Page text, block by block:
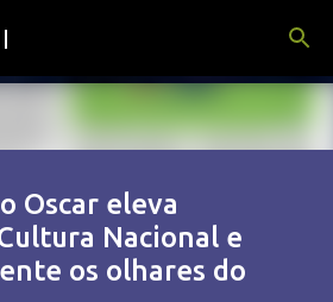
o conteúdo principal
Oscar eleva
Nacional e
os olhares do